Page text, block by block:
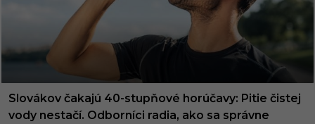
Slovákov čakajú 40-stupňové horúčavy: Pitie čistej
vody nestačí. Odborníci radia, ako sa správne